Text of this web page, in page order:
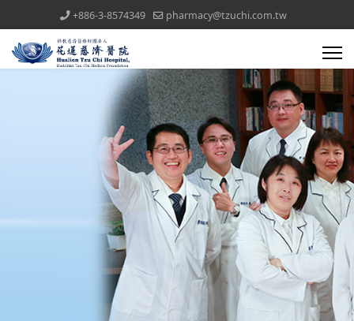
+886-3-8574349 pharmacy@tzuchi.com.tw
醫療團隊(all)文章對應模組
藥委會公告
臨床試驗藥局訪查預約